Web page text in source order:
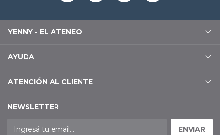
YENNY - EL ATENEO
AYUDA
ATENCIÓN AL CLIENTE
NEWSLETTER